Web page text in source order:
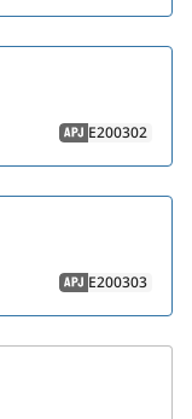
APJ E200302
APJ E200303